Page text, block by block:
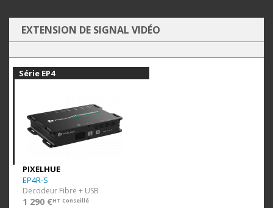
EXTENSION DE SIGNAL VIDÉO
Série EP4
PIXELHUE
EP4R-S
Decodeur Fibre + USB
1 290 €HT Conseillé